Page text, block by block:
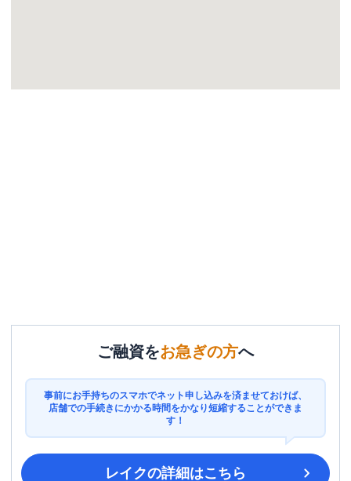
ご融資をお急ぎの方へ
事前にお手持ちのスマホでネット申し込みを済ませておけば、
店舗での手続きにかかる時間をかなり短縮することができま
す！
レイクの詳細はこちら